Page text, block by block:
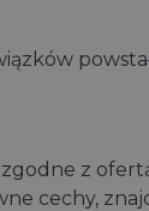
z
cechy,